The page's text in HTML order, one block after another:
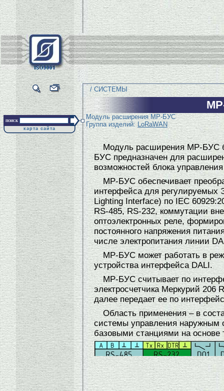
/ СИСТЕМЫ
поиск
карта сайта
Модуль расширения МР-БУС
Группа изделий: LoRaWAN
Модуль расширения МР-БУС
БУС предназначен для
возможностей блока
МР-БУС обеспечивает
интерфейса для регулируемых
Lighting Interface) по IEC
RS-485, RS-232, коммутации
оптоэлектронных реле,
постоянного напряжения
числе электропитания линии
МР-БУС может работать в
устройства интерфейса DALI.
МР-БУС считывает по
электросчетчика Меркурий 206
далее передает ее по
Область применения – в
системы управления
базовыми станциями на основе